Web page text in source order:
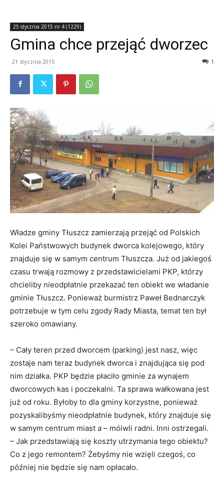
25 stycznia 2015 nr 4 (1229)
Gmina chce przejąć dworzec
21 stycznia 2015 1
Władze gminy Tłuszcz zamierzają przejąć od Polskich
Kolei Państwowych budynek dworca kolejowego, który
znajduje się w samym centrum Tłuszcza. Już od jakiegoś
czasu trwają rozmowy z przedstawicielami PKP, którzy
chcieliby nieodpłatnie przekazać ten obiekt we władanie
gminie Tłuszcz. Ponieważ burmistrz Paweł Bednarczyk
potrzebuje w tym celu zgody Rady Miasta, temat ten był
szeroko omawiany.
– Cały teren przed dworcem (parking) jest nasz, więc
zostaje nam teraz budynek dworca i znajdująca się pod
nim działka. PKP będzie płaciło gminie za wynajem
dworcowych kas i poczekalni. Ta sprawa wałkowana jest
już od roku. Byłoby to dla gminy korzystne, ponieważ
pozyskalibyśmy nieodpłatnie budynek, który znajduje się
w samym centrum miast a – móiwli radni. Inni ostrzegali.
– Jak przedstawiają się koszty utrzymania tego obiektu?
Co z jego remontem? Żebyśmy nie wzięli czegoś, co
później nie będzie się nam opłacało.